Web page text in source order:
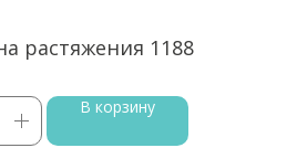
растяжения 1188
В корзину